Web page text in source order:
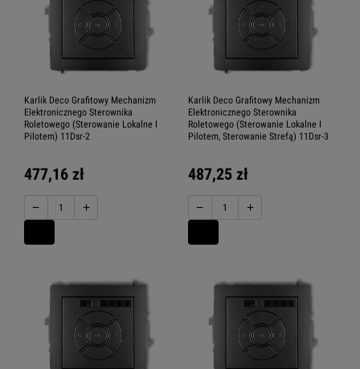
Karlik Deco Grafitowy Mechanizm
Elektronicznego Sterownika
Roletowego (Sterowanie Lokalne I
Pilotem) 11Dsr-2
477,16 zł
− +
Karlik Deco Grafitowy Mechanizm
Elektronicznego Sterownika
Roletowego (Sterowanie Lokalne I
Pilotem, Sterowanie Strefą) 11Dsr-3
487,25 zł
− +